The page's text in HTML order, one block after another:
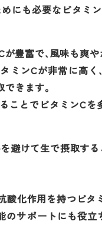
にも必要なビタミ
が豊富で、風味も爽
ミンCが非常に高
きます。
ことでビタミンC
避けて生で摂取す
酸化作用を持つビタ
のサポートにも役